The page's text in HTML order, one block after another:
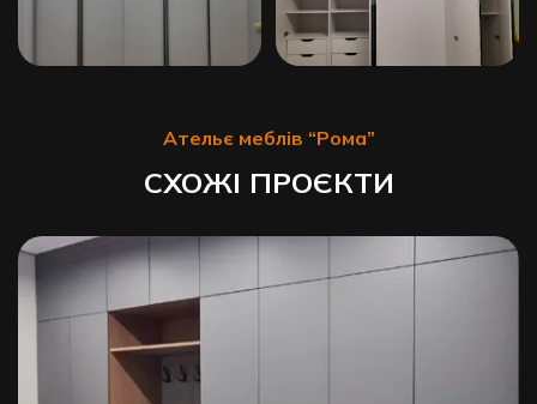
Ательє меблів “Рома”
СХОЖІ ПРОЄКТИ